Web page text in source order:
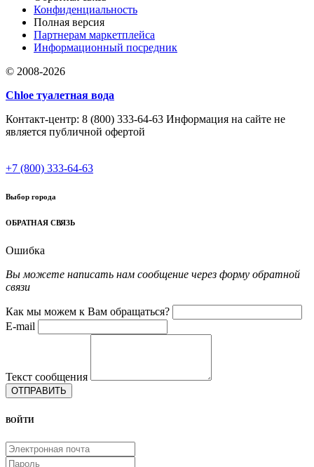
Конфиденциальность
Полная версия
Партнерам маркетплейса
Информационный посредник
© 2008-2026
Chloe туалетная вода
Контакт-центр: 8 (800) 333-64-63 Информация на сайте не
является публичной офертой
+7 (800) 333-64-63
Выбор города
ОБРАТНАЯ СВЯЗЬ
Ошибка
Вы можете написать нам сообщение через форму обратной
связи
Как мы можем к Вам обращаться?
E-mail
Текст сообщения
ОТПРАВИТЬ
ВОЙТИ